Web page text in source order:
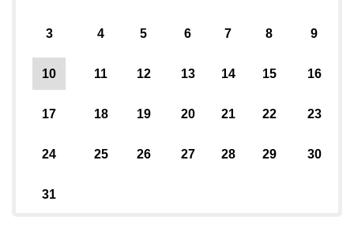
3 4 5 6 7 8 9
10 11 12 13 14 15 16
17 18 19 20 21 22 23
24 25 26 27 28 29 30
31